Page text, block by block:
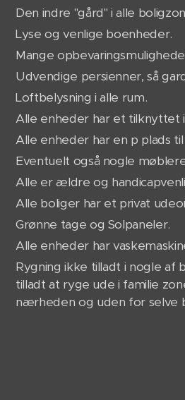
Den indre "gård" i alle
Lyse og venlige boenheder.
Mange
Udvendige persienner, så
Loftbelysning i alle rum.
Alle enheder har et tilknyttet
Alle enheder har en p plads
Eventuelt også nogle
Alle er ældre og
Alle boliger har et privat
Grønne tage og Solpaneler.
Alle enheder har
Rygning ikke tilladt i nogle
tilladt at ryge ude i familie
nærheden og uden for selve